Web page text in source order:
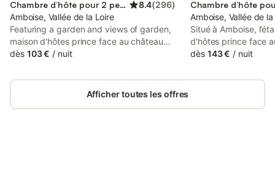
Chambre d’hôte pour 2 personnes 8.4(296)
Amboise, Vallée de la Loire
Featuring a garden and views of garden,
maison d'hôtes prince face au château
du clos Luce is a bed and breakfast
less than 1 km from Château d'Amboise.
dès 103 € / nuit
Amboise, Vallée de
Situé à Amboise,
d'hôtes prince face
Luce propose une
Vous bénéficierez
dès 143 € / nuit
Afficher toutes les offres